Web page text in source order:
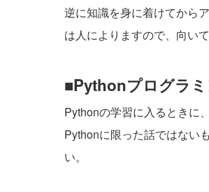
逆に知識を身に着けてから
は人によりますので、向い
■Pythonプログラ
Pythonの学習に入るときに
Pythonに限った話ではない
い。